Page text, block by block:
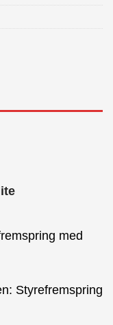
med
Styrefremspring